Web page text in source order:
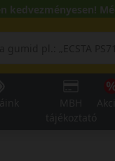
kedvezményesen!